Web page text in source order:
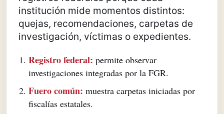
institución mide momentos distintos:
quejas, recomendaciones, carpetas de
investigación, víctimas o expedientes.
Registro federal: permite observar
investigaciones integradas por la FGR.
Fuero común: muestra carpetas iniciadas por
fiscalías estatales.